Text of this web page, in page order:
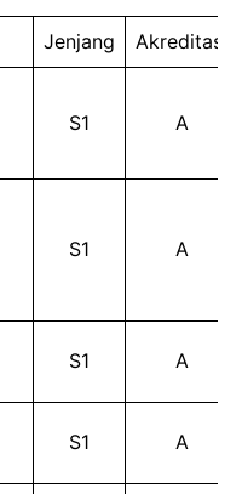
Jenjang Akreditasi
S1 A
S1 A
S1 A
S1 A